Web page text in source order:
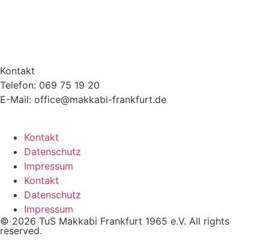
Kontakt
Telefon: 069 75 19 20
E-Mail: office@makkabi-frankfurt.de
Kontakt
Datenschutz
Impressum
Kontakt
Datenschutz
Impressum
© 2026 TuS Makkabi Frankfurt 1965 e.V. All rights
reserved.